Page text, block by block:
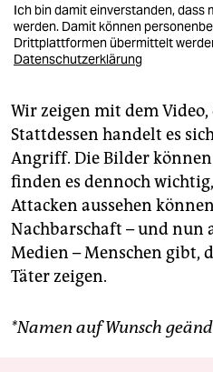
Ich bin damit einverstanden, dass
werden. Damit können
Drittplattformen übermittelt
Datenschutzerklärung
Wir zeigen mit dem
Stattdessen handelt es
Angriff. Die Bilder
finden es dennoch
Attacken aussehen
Nachbarschaft – und nun
Medien – Menschen gibt,
Täter zeigen.
*Namen auf Wunsch